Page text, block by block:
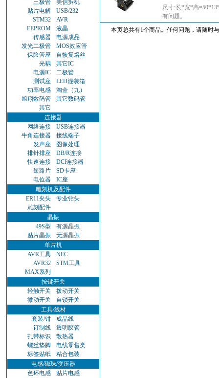
三极管
美信拆机
贴片电解
USB/232
STM32
AVR
EEPROM
液晶
传感器
电源成品
发光二极管
MOS效应管
保险管座
自恢复熔丝
光耦
其它IC
电源IC
二极管
测试座
LED混装箱
功率电感
淘金（九）
旭翔数码管
其它数码管
其它
连接器
网络连接
USB连接器
牛角连接器
接线端子
发声座
图像处理
排针排座
DB/R连接
快速连接
DCl连接器
短路片
SD卡座
电位器
IC座
雕刻机及配件
ER11夹头
专业钻头
雕刻配件
晶振
49S型
有源晶振
贴片晶振
无源晶振
单片机
AVR工具
NEC
AVR32
STM工具
MAX系列
按键开关
轻触开关
拨动开关
微动开关
自锁开关
工具/线材
套装/钳
成品线
订制线
透明胶管
扎带标识
散热器
螺丝垫脚
电线零售类
标签贴纸
粘合包装
电感/磁珠/变压器
色环电感
贴片电感
尺寸:长*宽*高
有问题。
本页总共有1个商品。任何问题，请随时